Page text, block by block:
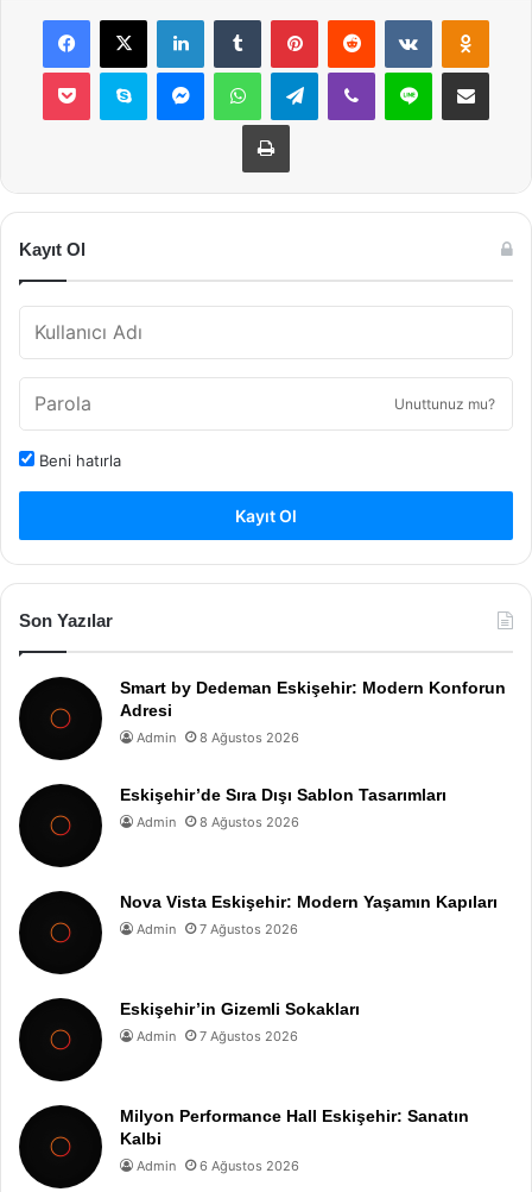
Facebook
X LinkedInTumblr PinterestReddit VKontakte
Pocket Skype MessengerWhatsAppTelegramViber Line E-Posta ile
Yazdır
Kayıt Ol
Unuttunuz mu?
Beni hatırla
Kayıt Ol
Son Yazılar
Smart by Dedeman Eskişehir: Modern Konforun
Adresi
Admin 8 Ağustos 2026
Eskişehir’de Sıra Dışı Sablon Tasarımları
Admin 8 Ağustos 2026
Nova Vista Eskişehir: Modern Yaşamın Kapıları
Admin 7 Ağustos 2026
Eskişehir’in Gizemli Sokakları
Admin 7 Ağustos 2026
Milyon Performance Hall Eskişehir: Sanatın
Kalbi
Admin 6 Ağustos 2026